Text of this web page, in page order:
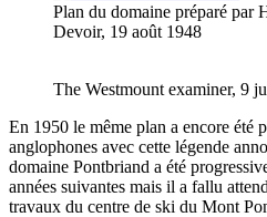
Plan du domaine préparé par
Devoir, 19 août 1948
The Westmount examiner, 9
En 1950 le même plan a encore été
anglophones avec cette légende
domaine Pontbriand a été
années suivantes mais il a fallu
travaux du centre de ski du Mont